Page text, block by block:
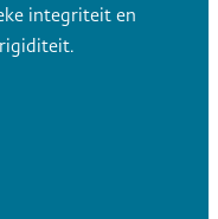
integriteit en